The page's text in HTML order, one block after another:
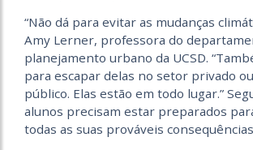
“Não dá para evitar as mudanças
Amy Lerner, professora do
planejamento urbano da UCSD.
para escapar delas no setor privado
público. Elas estão em todo lugar.”
alunos precisam estar preparados
todas as suas prováveis